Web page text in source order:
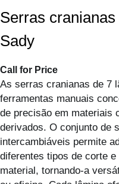
Serras
Sady
Call for Price
As serras cranianas de 7
ferramentas manuais
de precisão em materiais
derivados. O conjunto de
intercambiáveis permite
diferentes tipos de corte
material, tornando-a